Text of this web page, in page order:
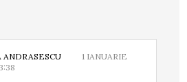
ANDRASESCU
1 IANUARIE